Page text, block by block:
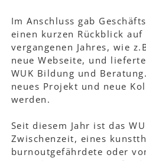
Im Anschluss gab
einen kurzen Rückblick
vergangenen Jahres, wie
neue Webseite, und
WUK Bildung und
neues Projekt und neue
werden.
Seit diesem Jahr ist das
Zwischenzeit, eines
burnoutgefährdete oder